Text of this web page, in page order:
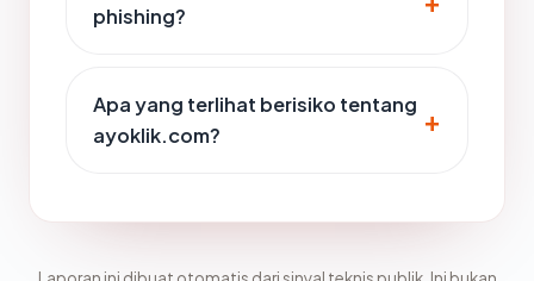
phishing?
Apa yang terlihat berisiko tentang
ayoklik.com?